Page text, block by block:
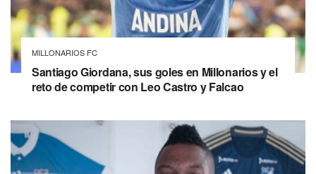
MILLONARIOS FC
Santiago Giordana, sus goles en Millonarios y el
reto de competir con Leo Castro y Falcao